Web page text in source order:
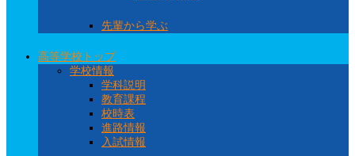
先輩から学ぶ
高等学校トップ
学校情報
学科説明
教育課程
校時表
進路情報
入試情報